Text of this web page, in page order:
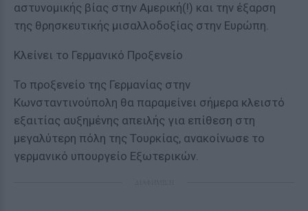
αστυνομικής βίας στην Αμερική(!) και την έξαρση
της θρησκευτικής μισαλλοδοξίας στην Ευρώπη.
Κλείνει το Γερμανικό Προξενείο
Το προξενείο της Γερμανίας στην
Κωνσταντινούπολη θα παραμείνει σήμερα κλειστό
εξαιτίας αυξημένης απειλής για επίθεση στη
μεγαλύτερη πόλη της Τουρκίας, ανακοίνωσε το
γερμανικό υπουργείο Εξωτερικών.